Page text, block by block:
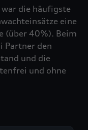
die häufigste
eine
(über 40%). Beim
Partner den
und die
und ohne